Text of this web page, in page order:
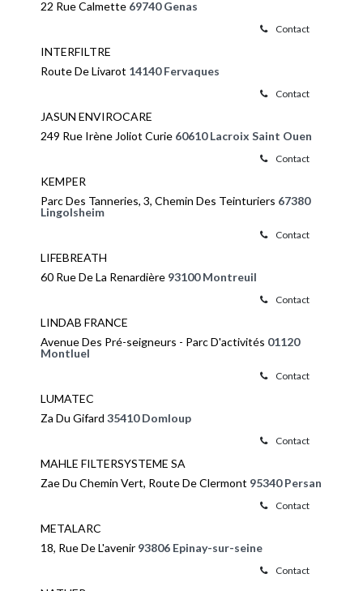
22 Rue Calmette 69740 Genas
Contact
INTERFILTRE
Route De Livarot 14140 Fervaques
Contact
JASUN ENVIROCARE
249 Rue Irène Joliot Curie 60610 Lacroix Saint Ouen
Contact
KEMPER
Parc Des Tanneries, 3, Chemin Des Teinturiers 67380
Lingolsheim
Contact
LIFEBREATH
60 Rue De La Renardière 93100 Montreuil
Contact
LINDAB FRANCE
Avenue Des Pré-seigneurs - Parc D'activités 01120
Montluel
Contact
LUMATEC
Za Du Gifard 35410 Domloup
Contact
MAHLE FILTERSYSTEME SA
Zae Du Chemin Vert, Route De Clermont 95340 Persan
Contact
METALARC
18, Rue De L'avenir 93806 Epinay-sur-seine
Contact